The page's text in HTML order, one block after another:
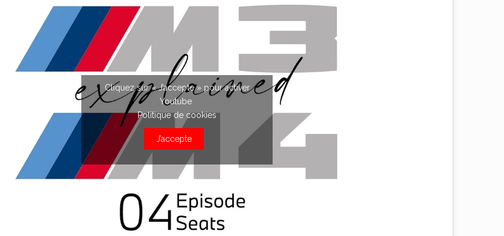
Cliquez sur « J’accepte » pour activer
Youtube
Politique de cookies
J’accepte